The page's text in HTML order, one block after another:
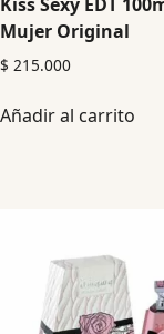
Kiss Sexy EDT
Mujer Original
$ 215.000
Añadir al carrito